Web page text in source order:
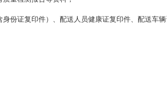
份证复印件）、配送人员健康证复印件、配送车